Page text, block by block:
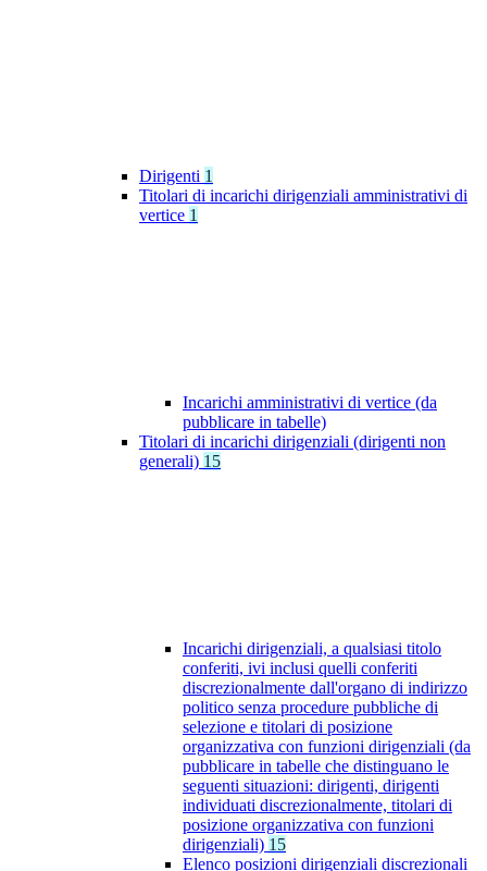
Dirigenti 1
Titolari di incarichi dirigenziali amministrativi di
vertice 1
Incarichi amministrativi di vertice (da
pubblicare in tabelle)
Titolari di incarichi dirigenziali (dirigenti non
generali) 15
Incarichi dirigenziali, a qualsiasi titolo
conferiti, ivi inclusi quelli conferiti
discrezionalmente dall'organo di indirizzo
politico senza procedure pubbliche di
selezione e titolari di posizione
organizzativa con funzioni dirigenziali (da
pubblicare in tabelle che distinguano le
seguenti situazioni: dirigenti, dirigenti
individuati discrezionalmente, titolari di
posizione organizzativa con funzioni
dirigenziali) 15
Elenco posizioni dirigenziali discrezionali